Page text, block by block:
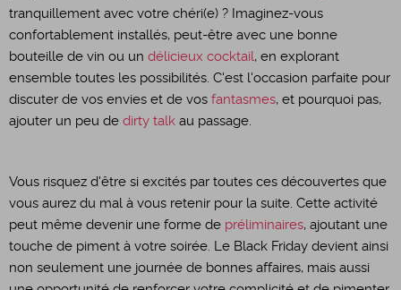
tranquillement avec votre chéri(e) ? Imaginez-vous
confortablement installés, peut-être avec une bonne
bouteille de vin ou un délicieux cocktail , en explorant
ensemble toutes les possibilités. C'est l'occasion parfaite pour
discuter de vos envies et de vos fantasmes, et pourquoi pas,
ajouter un peu de dirty talk au passage.
Vous risquez d'être si excités par toutes ces découvertes que
vous aurez du mal à vous retenir pour la suite. Cette activité
peut même devenir une forme de préliminaires, ajoutant une
touche de piment à votre soirée. Le Black Friday devient ainsi
non seulement une journée de bonnes affaires, mais aussi